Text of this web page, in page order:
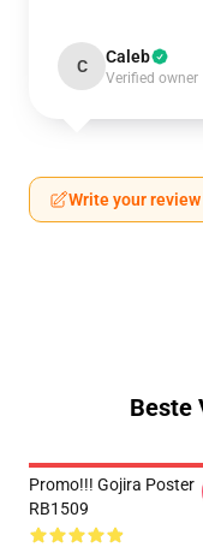
C Caleb
Verified owner
Write your review
Beste
Promo!!! Gojira Poster
RB1509